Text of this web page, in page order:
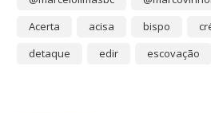
Acerta
acisa bispo
detaque
edir escovação